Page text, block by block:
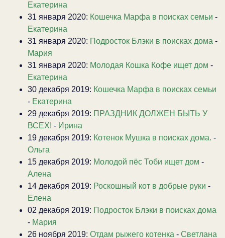
Екатерина
31 января 2020: Кошечка Марфа в поисках семьи -
Екатерина
31 января 2020: Подросток Блэки в поисках дома -
Мария
31 января 2020: Молодая Кошка Кофе ищет дом -
Екатерина
30 декабря 2019: Кошечка Марфа в поисках семьи
- Екатерина
29 декабря 2019: ПРАЗДНИК ДОЛЖЕН БЫТЬ У
ВСЕХ! - Ирина
19 декабря 2019: Котенок Мушка в поисках дома. -
Ольга
15 декабря 2019: Молодой пёс Тоби ищет дом -
Алена
14 декабря 2019: Роскошный кот в добрые руки -
Елена
02 декабря 2019: Подросток Блэки в поисках дома
- Мария
26 ноября 2019: Отдам рыжего котенка - Светлана